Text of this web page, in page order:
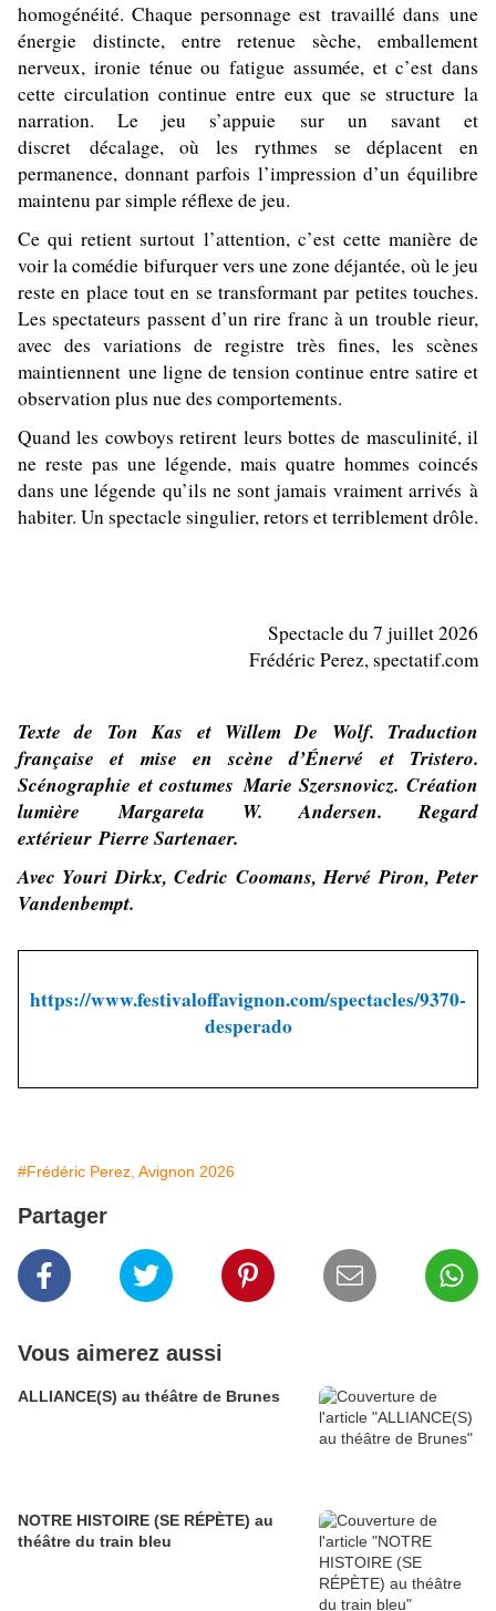
homogénéité. Chaque personnage est travaillé dans une
énergie distincte, entre retenue sèche, emballement
nerveux, ironie ténue ou fatigue assumée, et c’est dans
cette circulation continue entre eux que se structure la
narration. Le jeu s’appuie sur un savant et
discret décalage, où les rythmes se déplacent en
permanence, donnant parfois l’impression d’un équilibre
maintenu par simple réflexe de jeu.
Ce qui retient surtout l’attention, c’est cette manière de
voir la comédie bifurquer vers une zone déjantée, où le jeu
reste en place tout en se transformant par petites touches.
Les spectateurs passent d’un rire franc à un trouble rieur,
avec des variations de registre très fines, les scènes
maintiennent une ligne de tension continue entre satire et
observation plus nue des comportements.
Quand les cowboys retirent leurs bottes de masculinité, il
ne reste pas une légende, mais quatre hommes coincés
dans une légende qu’ils ne sont jamais vraiment arrivés à
habiter. Un spectacle singulier, retors et terriblement drôle.
Spectacle du 7 juillet 2026
Frédéric Perez, spectatif.com
Texte de Ton Kas et Willem De Wolf. Traduction
française et mise en scène d’Énervé et Tristero.
Scénographie et costumes Marie Szersnovicz. Création
lumière Margareta W. Andersen. Regard
extérieur Pierre Sartenaer.
Avec Youri Dirkx, Cedric Coomans, Hervé Piron, Peter
Vandenbempt.
https://www.festivaloffavignon.com/spectacles/9370-
desperado
#Frédéric Perez, Avignon 2026
Partager
Vous aimerez aussi
ALLIANCE(S) au théâtre de Brunes
NOTRE HISTOIRE (SE RÉPÈTE) au
théâtre du train bleu